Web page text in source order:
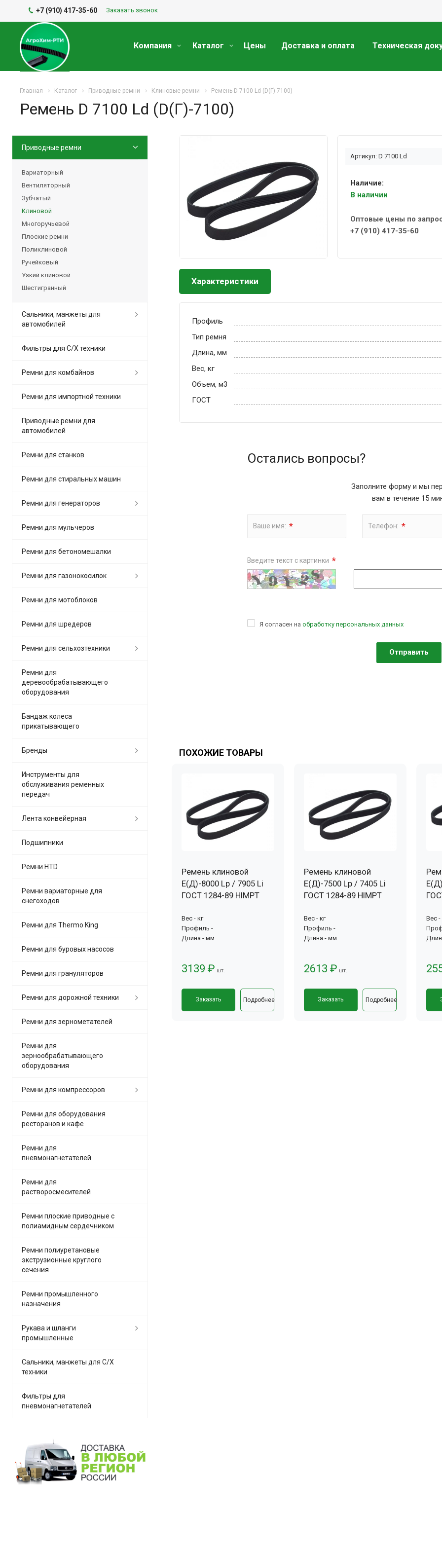
+7 (910) 417-35-60 Заказать звонок
Компания Каталог Цены Доставка и оплата Техническая
Главная Каталог Приводные ремни Клиновые ремни Ремень D 7100 Ld (D(Г)-7100)
Ремень D 7100 Ld (D(Г)-7100)
Артикул: D 7100 Ld
Наличие:
В наличии
Оптовые цены по
+7 (910) 417-35-60
Характеристики
Профиль
Тип ремня
Длина, мм
Вес, кг
Объем, м3
ГОСТ
Остались вопросы?
Заполните форму и мы
вам в течение 15
Ваше имя: * Телефон: *
Введите текст с картинки *
Я согласен на обработку персональных данных
ПОХОЖИЕ ТОВАРЫ
Ремень клиновой
Е(Д)-8000 Lp / 7905 Li
ГОСТ 1284-89 HIMPT
Вес - кг
Профиль -
Длина - мм
3139 ₽ шт.
Заказать Подробнее
Ремень клиновой
Е(Д)-7500 Lp / 7405 Li
ГОСТ 1284-89 HIMPT
Вес - кг
Профиль -
Длина - мм
2613 ₽ шт.
Заказать Подробнее
Вес -
Приводные ремни
Вариаторный
Вентиляторный
Зубчатый
Клиновой
Многоручьевой
Плоские ремни
Поликлиновой
Ручейковый
Узкий клиновой
Шестигранный
Сальники, манжеты для
автомобилей
Фильтры для С/Х техники
Ремни для комбайнов
Ремни для импортной техники
Приводные ремни для
автомобилей
Ремни для станков
Ремни для стиральных машин
Ремни для генераторов
Ремни для мульчеров
Ремни для бетономешалки
Ремни для газонокосилок
Ремни для мотоблоков
Ремни для шредеров
Ремни для сельхозтехники
Ремни для
деревообрабатывающего
оборудования
Бандаж колеса
прикатывающего
Бренды
Инструменты для
обслуживания ременных
передач
Лента конвейерная
Подшипники
Ремни HTD
Ремни вариаторные для
снегоходов
Ремни для Thermo King
Ремни для буровых насосов
Ремни для грануляторов
Ремни для дорожной техники
Ремни для зернометателей
Ремни для
зернообрабатывающего
оборудования
Ремни для компрессоров
Ремни для оборудования
ресторанов и кафе
Ремни для
пневмонагнетателей
Ремни для
растворосмесителей
Ремни плоские приводные с
полиамидным сердечником
Ремни полиуретановые
экструзионные круглого
сечения
Ремни промышленного
назначения
Рукава и шланги
промышленные
Сальники, манжеты для С/Х
техники
Фильтры для
пневмонагнетателей